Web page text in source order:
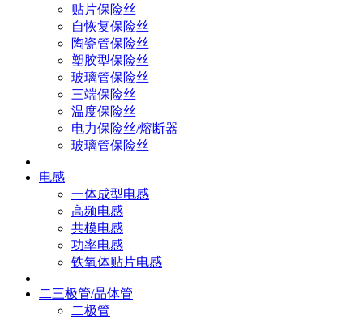
贴片保险丝
自恢复保险丝
陶瓷管保险丝
塑胶型保险丝
玻璃管保险丝
三端保险丝
温度保险丝
电力保险丝/熔断器
玻璃管保险丝
电感
一体成型电感
高频电感
共模电感
功率电感
铁氧体贴片电感
二三极管/晶体管
二极管